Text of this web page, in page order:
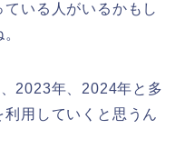
いる人がいるかもし
2023年、2024年と多
利用していくと思うん